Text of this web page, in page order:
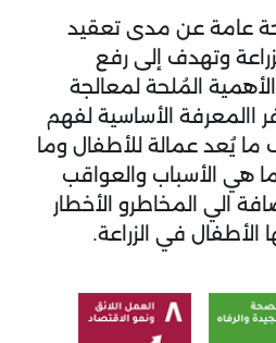
عامة عن مدى تعقيد
وتهدف إلى رفع
المُلحة لمعالجة
الأساسية لفهم
يُعد عمالة للأطفال وما
هي الأسباب والعواقب
الي المخاطرو الأخطار
في الزراعة.